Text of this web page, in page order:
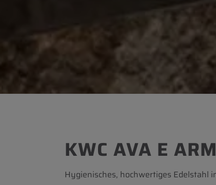
KWC AVA E
Hygienisches, hochwertiges Edelstahl